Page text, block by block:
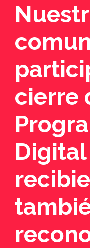
cierre
Digital